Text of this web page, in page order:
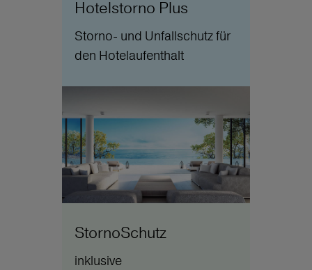
Hotelstorno Plus
Storno- und Unfallschutz für
den Hotelaufenthalt
StornoSchutz
inklusive